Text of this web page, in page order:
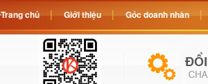
Trang chủ Giới thiệu Góc doanh nhân